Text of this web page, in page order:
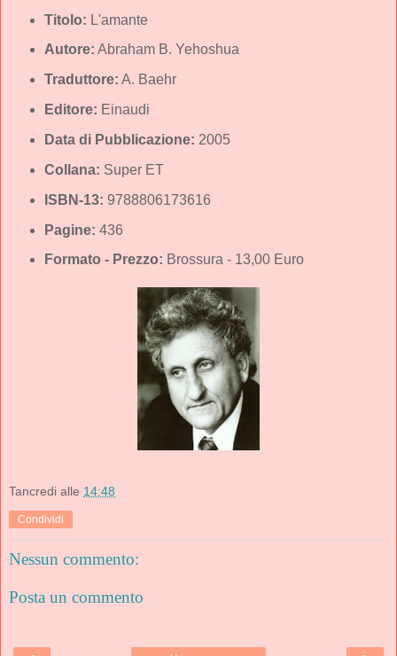
Titolo: L'amante
Autore: Abraham B. Yehoshua
Traduttore: A. Baehr
Editore: Einaudi
Data di Pubblicazione: 2005
Collana: Super ET
ISBN-13: 9788806173616
Pagine: 436
Formato - Prezzo: Brossura - 13,00 Euro
Tancredi alle 14:48
Condividi
Nessun commento:
Posta un commento